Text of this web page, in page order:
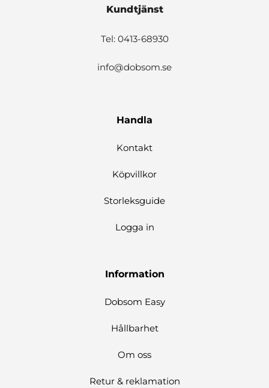
Kundtjänst
Tel: 0413-68930
info@dobsom.se
Handla
Kontakt
Köpvillkor
Storleksguide
Logga in
Information
Dobsom Easy
Hållbarhet
Om oss
Retur & reklamation